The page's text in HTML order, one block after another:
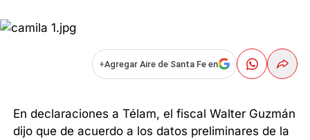
+Agregar Aire de Santa Fe en
En declaraciones a Télam, el fiscal Walter Guzmán
dijo que de acuerdo a los datos preliminares de la